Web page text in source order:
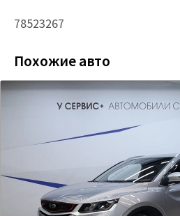
78523267
Похожие авто